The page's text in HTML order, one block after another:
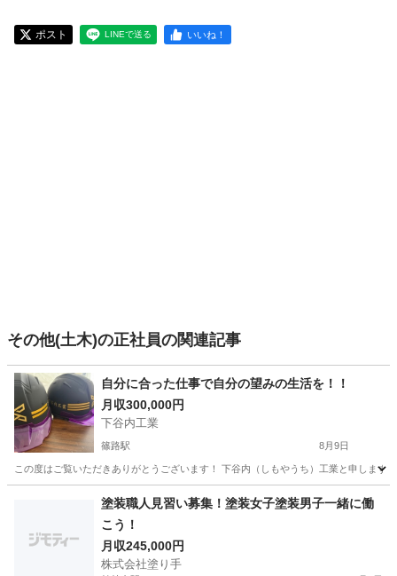
ポスト LINEで送る いいね！
その他(土木)の正社員の関連記事
自分に合った仕事で自分の望みの生活を！！
月収300,000円
下谷内工業
篠路駅 8月9日
この度はご覧いただきありがとうございます！ 下谷内（しもやうち）工業と申しま
篠路駅 土木
塗装職人見習い募集！塗装女子塗装男子一緒に働
こう！
月収245,000円
株式会社塗り手